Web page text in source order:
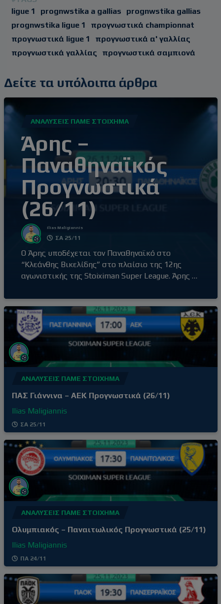
ligue 1
prognwstika a gallias
prognwstika gallias
prognwstika ligue 1
προγνωστικά championnat
προγνωστικά ligue 1
προγνωστικά α' γαλλίας
προγνωστικά γαλλίας
προγνωστικά σαμπιονά
Δείτε τα υπόλοιπα άρθρα
ΑΝΑΛΎΣΕΙΣ ΠΆΜΕ ΣΤΟΊΧΗΜΑ
Άρης –
Παναθηναϊκός
Προγνωστικά
(26/11)
Ilias Maligiannis
ΣΑ 25/11
Ο Άρης υποδέχεται τον Παναθηναϊκό στο
“Κλεάνθης Βικελίδης” στο πλαίσιο της 12ης
αγωνιστικής της Stoiximan Super League. Άρης –
με τη νίκη επί του Βόλου εκτός έδρας, με σκορ
0-2, αφήνοντας πίσω του την απρόσμενη ήττα
στο γήπεδό του από τον Ατρόμητο (1-3) δύο
αγωνιστικές πριν. Τρίτη νίκη στα
ΑΝΑΛΎΣΕΙΣ ΠΆΜΕ ΣΤΟΊΧΗΜΑ
ΠΑΣ Γιάννινα – ΑΕΚ Προγνωστικά (26/11)
Ilias Maligiannis
ΣΑ 25/11
ΑΝΑΛΎΣΕΙΣ ΠΆΜΕ ΣΤΟΊΧΗΜΑ
Ολυμπιακός – Παναιτωλικός Προγνωστικά (25/11)
Ilias Maligiannis
ΠΑ 24/11